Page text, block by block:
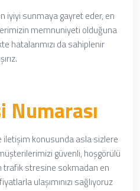
iyiyi sunmaya gayret eder, en
memnuniyeti olduğuna
hatalarımızı da sahiplenir
Numarası
iletişim konusunda asla sizlere
güvenli, hoşgörülü
trafik stresine sokmadan en
ulaşımınızı sağlıyoruz